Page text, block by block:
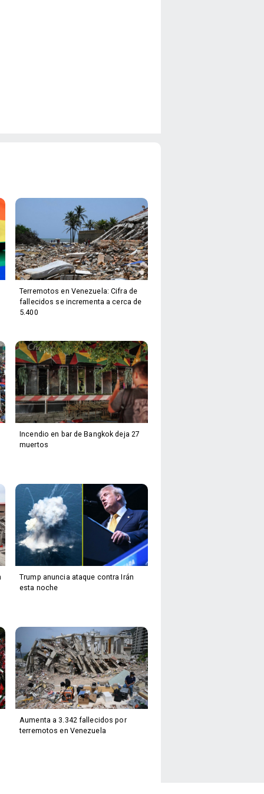
Terremotos en Venezuela: Cifra de
fallecidos se incrementa a cerca de
5.400
Incendio en bar de Bangkok deja 27
muertos
Trump anuncia ataque contra Irán
esta noche
Aumenta a 3.342 fallecidos por
terremotos en Venezuela